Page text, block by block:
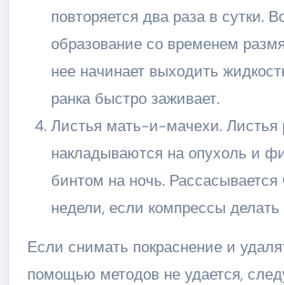
повторяется два раза в сутки.
образование со временем
нее начинает выходить
ранка быстро заживает.
Листья мать-и-мачехи. Листья
накладываются на опухоль и
бинтом на ночь. Рассасывается
недели, если компрессы
Если снимать покраснение и
помощью методов не удается,